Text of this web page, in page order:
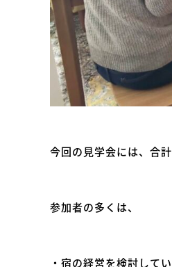
今回の見学会には、合
参加者の多くは、
・宿の経営を検討して